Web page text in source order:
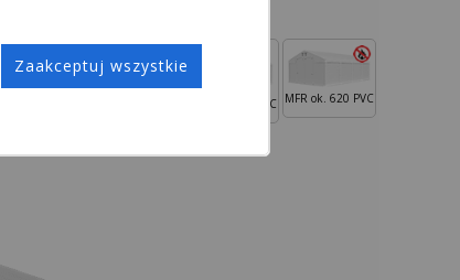
MMST ok. 580 PVC MFR ok. 620 PVC
Zaakceptuj wszystkie